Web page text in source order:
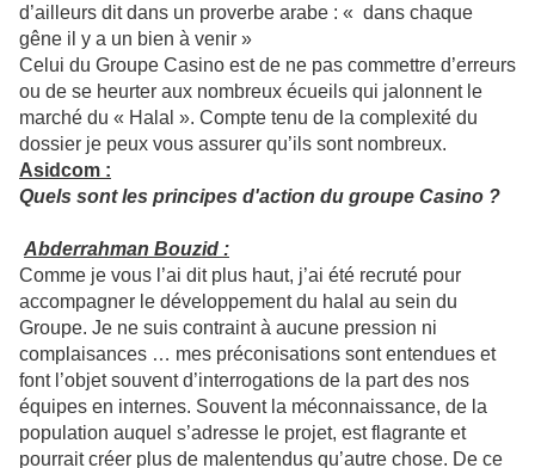
d’ailleurs dit dans un proverbe arabe : « dans chaque
gêne il y a un bien à venir »
Celui du Groupe Casino est de ne pas commettre d’erreurs
ou de se heurter aux nombreux écueils qui jalonnent le
marché du « Halal ». Compte tenu de la complexité du
dossier je peux vous assurer qu’ils sont nombreux.
Asidcom :
Quels sont les principes d'action du groupe Casino ?
Abderrahman Bouzid :
Comme je vous l’ai dit plus haut, j’ai été recruté pour
accompagner le développement du halal au sein du
Groupe. Je ne suis contraint à aucune pression ni
complaisances … mes préconisations sont entendues et
font l’objet souvent d’interrogations de la part des nos
équipes en internes. Souvent la méconnaissance, de la
population auquel s’adresse le projet, est flagrante et
pourrait créer plus de malentendus qu’autre chose. De ce